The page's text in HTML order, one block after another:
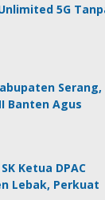
5G
Serang,
Banten Agus
Ketua DPAC
Lebak, Perkuat